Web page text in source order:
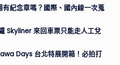
有紀念章嗎？國際、國內線一次蒐
Skyliner 來回車票只能走人工兌
Days 台北特展開箱！必拍打